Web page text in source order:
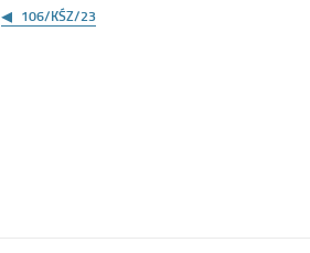
wpisu
106/KŚZ/23